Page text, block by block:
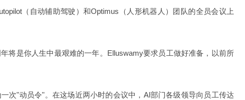
（自动辅助驾驶）和Optimus（人形机器人）团队的全员会议上
将是你人生中最艰难的一年。 Elluswamy要求员工做好准备，以前所
次"动员令"。在这场近两小时的会议中，AI部门各级领导向员工传达